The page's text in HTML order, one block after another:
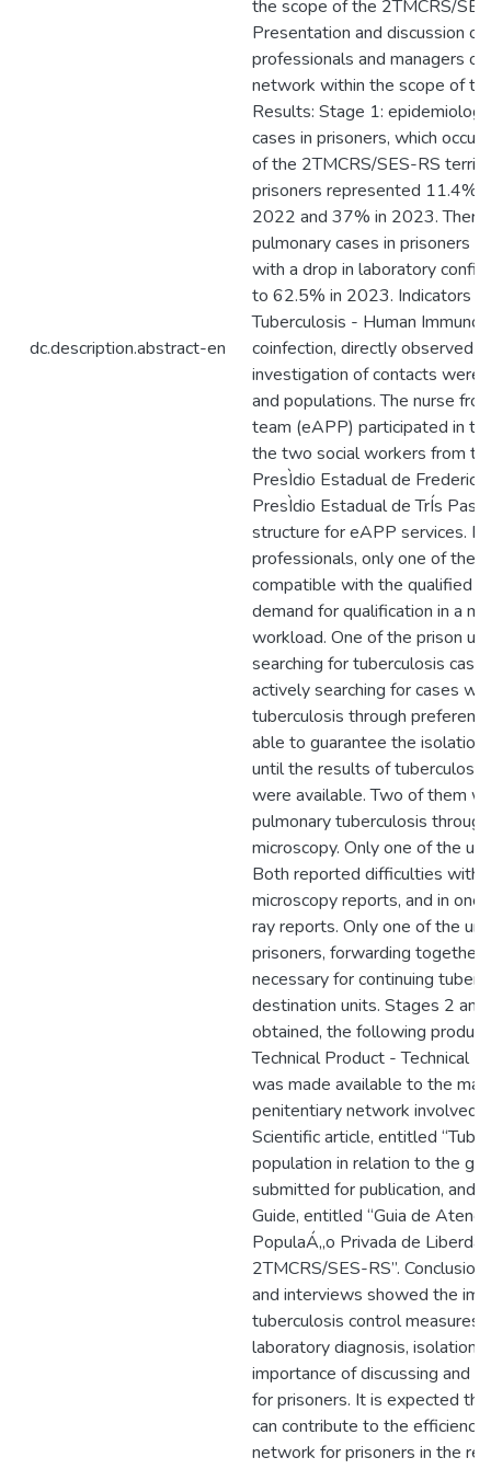
dc.description.abstract-en
the scope of the 2TMCRS/
Presentation and discussion
professionals and managers
network within the scope of
Results: Stage 1:
cases in prisoners, which
of the 2TMCRS/SES-RS
prisoners represented 11.4%
2022 and 37% in 2023.
pulmonary cases in prisoners
with a drop in laboratory
to 62.5% in 2023. Indicators
Tuberculosis - Human
coinfection, directly observed
investigation of contacts were
and populations. The nurse
team (eAPP) participated in
the two social workers from
PresÌdio Estadual de
PresÌdio Estadual de TrÍs
structure for eAPP services.
professionals, only one of the
compatible with the qualified
demand for qualification in a
workload. One of the prison
searching for tuberculosis
actively searching for cases
tuberculosis through
able to guarantee the isolation
until the results of
were available. Two of them
pulmonary tuberculosis
microscopy. Only one of the
Both reported difficulties with
microscopy reports, and in
ray reports. Only one of the
prisoners, forwarding together
necessary for continuing
destination units. Stages 2
obtained, the following
Technical Product - Technical
was made available to the
penitentiary network involved;
Scientific article, entitled
population in relation to the
submitted for publication, and
Guide, entitled “Guia de
PopulaÁ„o Privada de
2TMCRS/SES-RS”.
and interviews showed the
tuberculosis control measures
laboratory diagnosis, isolation
importance of discussing and
for prisoners. It is expected
can contribute to the
network for prisoners in the